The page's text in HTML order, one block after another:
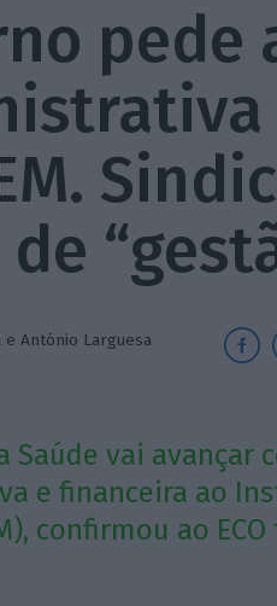
pede
e António Larguesa
Saúde vai avançar
e financeira ao
confirmou ao